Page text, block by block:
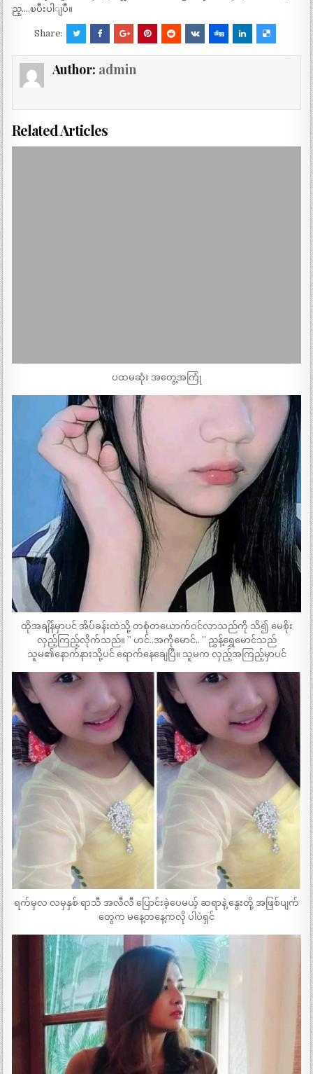
ည္….ၿပီးပါျပီ။
Share:
Author: admin
Related Articles
ပထမဆုံး အတွေ့အကြုံ
ထိုအချိန်မှာပင် အိပ်ခန်းထဲသို့ တစုံတယောက်ဝင်လာသည်ကို သိ၍ မေစိုး
လှည့်ကြည့်လိုက်သည်။ ” ဟင်..အကိုမောင်.. ” ညွှန့်ရွှေမောင်သည်
သူမ၏နောက်နားသို့ပင် ရောက်နေချေပြီ။ သူမက လှည့်အကြည့်မှာပင်
ရက်မှလ လမှနှစ် ရာသီ အလီလီ ပြောင်းခဲ့ပေမယ့် ဆရာနဲ့ နွေးတို့ အဖြစ်ပျက်
တွေက မနေ့တနေ့ကလို ပါပဲရှင်